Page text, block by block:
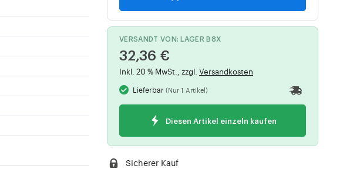
VERSANDT VON: LAGER B8X
32,36 €
Inkl. 20 % MwSt., zzgl. Versandkosten
Lieferbar(Nur 1 Artikel)
Diesen Artikel einzeln kaufen
Sicherer Kauf